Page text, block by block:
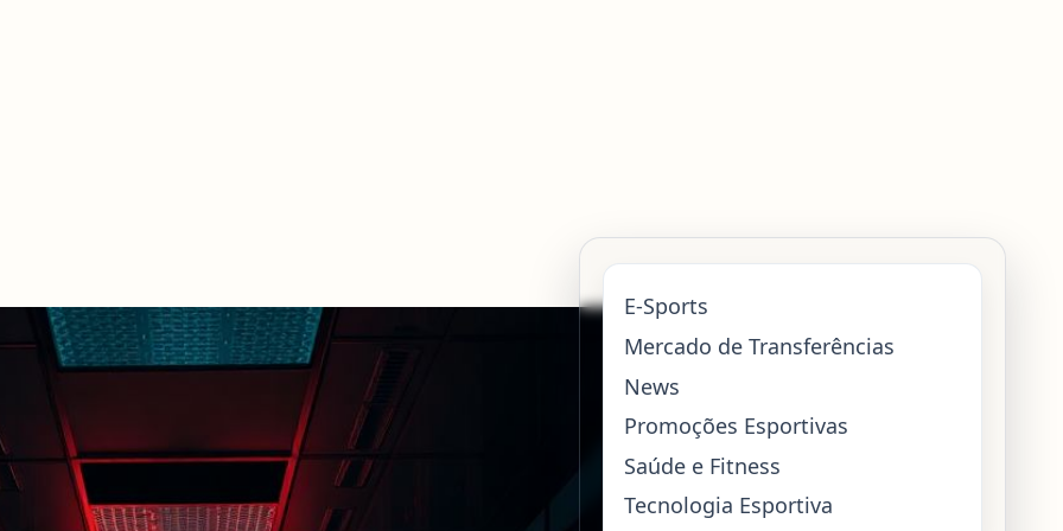
E-Sports
Mercado de Transferências
News
Promoções Esportivas
Saúde e Fitness
Tecnologia Esportiva